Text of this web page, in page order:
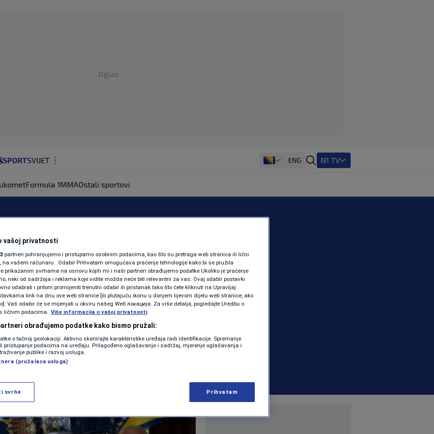
Oglas
SPORTSVIJET
ZDRAVLJE
SHOWBIZ
KOLUMNE
PODCAST
N1 SPECIJAL
FENOMENI
NEISTRAŽENO
VIRALNO
VIDEO
ENG N1 TV
Formula 1MMAOstali sportovi
hiljade srca:
stiže iz cijele
21:49 NOGOMET 0 komentara
Više
vašoj privatnosti
partneri pohranjujemo i pristupamo osobnim podacima, kao što su pretraga web stranica ili lični
na vašem računaru . Odabir Prihvatam omogućava praćenje tehnologije kako bi se pružila
prikazanim svrhama na osnovu kojih mi i naši partneri obrađujemo podatke Ukoliko je praćenje
neki od sadržaja i reklama koje vidite možda neće biti relevantni za vas. Ovaj odabir postavki
odabrati i pritom promijeniti trenutni odabir ili pristanak tako što ćete kliknuti na Upravljaj
link na dnu ove web stranice [ili plutajuću ikonu u donjem lijevom dijelu web stranice, ako
Vaš odabir će se mijenjati u okviru našeg Wеб локација. Za više detalja, pogledajte Uredbu o
ličnim podacima. Više informacija o vašoj privatnosti
obrađujemo podatke kako bismo pružali:
o tačnoj geolokaciji. Aktivno skenirajte karakteristike uređaja radi identifikacije. Spremanje
pristupanje podacima na uređaju. Prilagođeno oglašavanje i sadržaj, mjerenje oglašavanja i
publike i razvoj usluga.
(pružalaca usluga)
svrhe Prihvatam